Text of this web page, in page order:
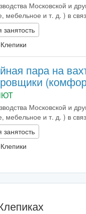
Московской и
мебельное и т. д. ) в
пара на
Московской и
мебельное и т. д. ) в